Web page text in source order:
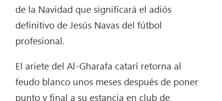
de la Navidad que significará el adiós
definitivo de Jesús Navas del fútbol
profesional.
El ariete del Al-Gharafa catarí retorna al
feudo blanco unos meses después de poner
punto y final a su estancia en club de